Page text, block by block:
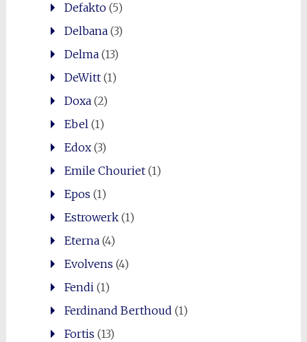
Defakto(5)
Delbana(3)
Delma(13)
DeWitt(1)
Doxa(2)
Ebel(1)
Edox(3)
Emile Chouriet(1)
Epos (1)
Estrowerk(1)
Eterna(4)
Evolvens (4)
Fendi(1)
Ferdinand Berthoud (1)
Fortis (13)